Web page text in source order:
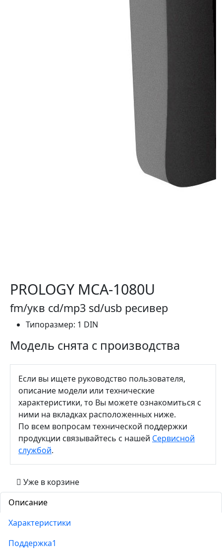
PROLOGY MCA-1080U
fm/укв cd/mp3 sd/usb ресивер
Типоразмер: 1 DIN
Модель снята с производства
Если вы ищете руководство пользователя,
описание модели или технические
характеристики, то Вы можете ознакомиться с
ними на вкладках расположенных ниже.
По всем вопросам технической поддержки
продукции связывайтесь с нашей Сервисной
службой.
Уже в корзине
Описание
Характеристики
Поддержка1